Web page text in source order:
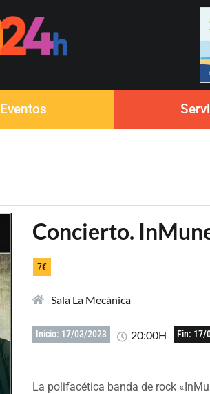
Eventos
Concierto.
7€
Sala La Mecánica
Inicio: 17/03/2023 20:00H Fin: 17/
La polifacética banda de rock